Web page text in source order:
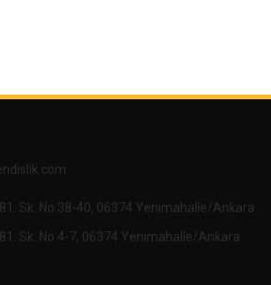
Sk. No:38-40, 06374 Yenimahalle/Ankara
Sk. No:4-7, 06374 Yenimahalle/Ankara